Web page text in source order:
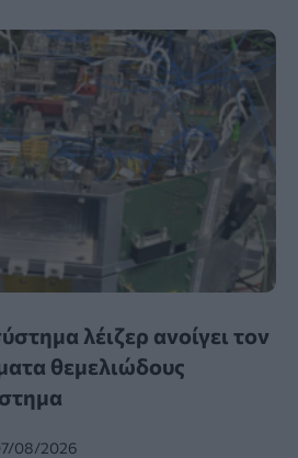
λέιζερ ανοίγει τον
θεμελιώδους
08/2026